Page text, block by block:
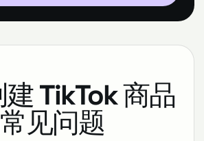
建 TikTok 商品
见问题